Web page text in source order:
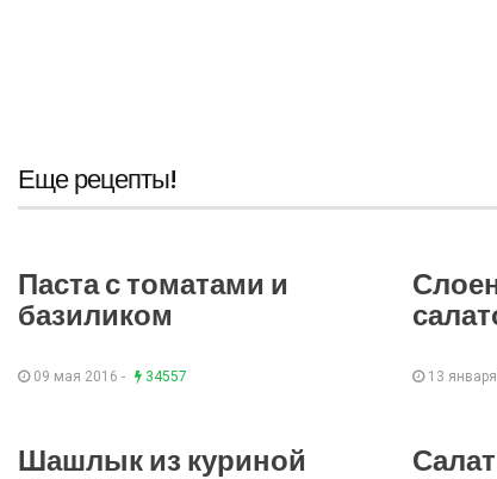
Еще рецепты!
Паста с томатами и
базиликом
09 мая 2016 - 34557 13
Шашлык из куриной